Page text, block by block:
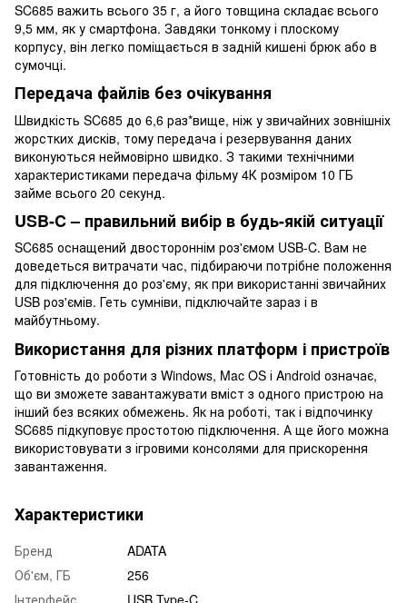
SC685 важить всього 35 г, а його товщина складає всього
9,5 мм, як у смартфона. Завдяки тонкому і плоскому
корпусу, він легко поміщається в задній кишені брюк або в
сумочці.
Передача файлів без очікування
Швидкість SC685 до 6,6 раз*вище, ніж у звичайних зовнішніх
жорстких дисків, тому передача і резервування даних
виконуються неймовірно швидко. З такими технічними
характеристиками передача фільму 4К розміром 10 ГБ
займе всього 20 секунд.
USB-C – правильний вибір в будь-якій ситуації
SC685 оснащений двостороннім роз'ємом USB-C. Вам не
доведеться витрачати час, підбираючи потрібне положення
для підключення до роз'єму, як при використанні звичайних
USB роз'ємів. Геть сумніви, підключайте зараз і в
майбутньому.
Використання для різних платформ і пристроїв
Готовність до роботи з Windows, Mac OS і Android означає,
що ви зможете завантажувати вміст з одного пристрою на
інший без всяких обмежень. Як на роботі, так і відпочинку
SC685 підкуповує простотою підключення. А ще його можна
використовувати з ігровими консолями для прискорення
завантаження.
Характеристики
Бренд
ADATA
Об'єм, ГБ
256
Інтерфейс
USB Type-C